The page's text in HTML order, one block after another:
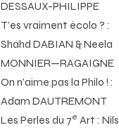
DESSAUX-PHILIPPE
T’es vraiment écolo ? :
Shahd DABIAN & Neela
MONNIER—RAGAIGNE
On n’aime pas la Philo ! :
Adam DAUTREMONT
Les Perles du 7e Art : Nils